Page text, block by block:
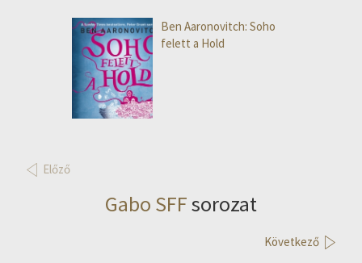
Ben Aaronovitch: Soho
felett a Hold
Előző
Gabo SFFsorozat
Következő